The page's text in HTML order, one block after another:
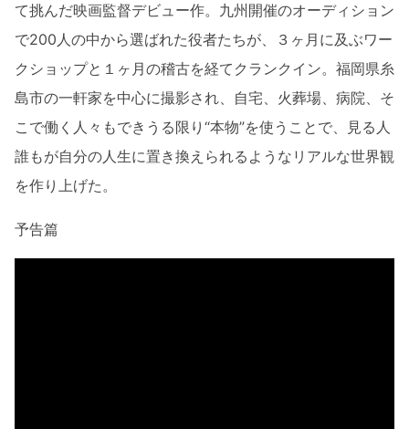
て挑んだ映画監督デビュー作。九州開催のオーディション
で200人の中から選ばれた役者たちが、３ヶ月に及ぶワー
クショップと１ヶ月の稽古を経てクランクイン。福岡県糸
島市の一軒家を中心に撮影され、自宅、火葬場、病院、そ
こで働く人々もできうる限り“本物”を使うことで、見る人
誰もが自分の人生に置き換えられるようなリアルな世界観
を作り上げた。
予告篇